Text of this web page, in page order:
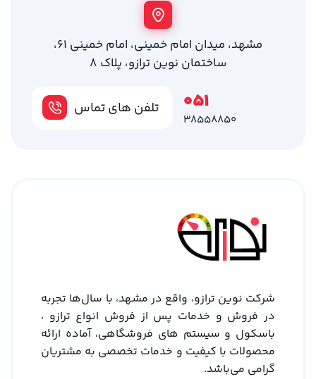
مشهد، میدان امام خمینی، امام خمینی 61،
ساختمان نوین ترازو، پلاک 8
تلفن های تماس 051
38558850
شرکت نوین ترازو، واقع در مشهد، با سال‌ها تجربه
در فروش و خدمات پس از فروش انواع ترازو ،
باسکول و سیستم های فروشگاهی، آماده ارائه
محصولات با کیفیت و خدمات تخصصی به مشتریان
گرامی می‌باشد.